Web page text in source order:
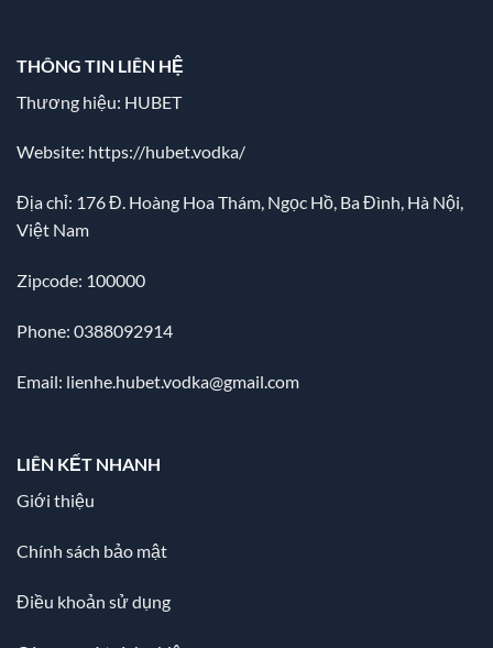
THÔNG TIN LIÊN HỆ
Thương hiệu: HUBET
Website: https://hubet.vodka/
Địa chỉ: 176 Đ. Hoàng Hoa Thám, Ngọc Hồ, Ba Đình, Hà Nội,
Việt Nam
Zipcode: 100000
Phone: 0388092914
Email: lienhe.hubet.vodka@gmail.com
LIÊN KẾT NHANH
Giới thiệu
Chính sách bảo mật
Điều khoản sử dụng